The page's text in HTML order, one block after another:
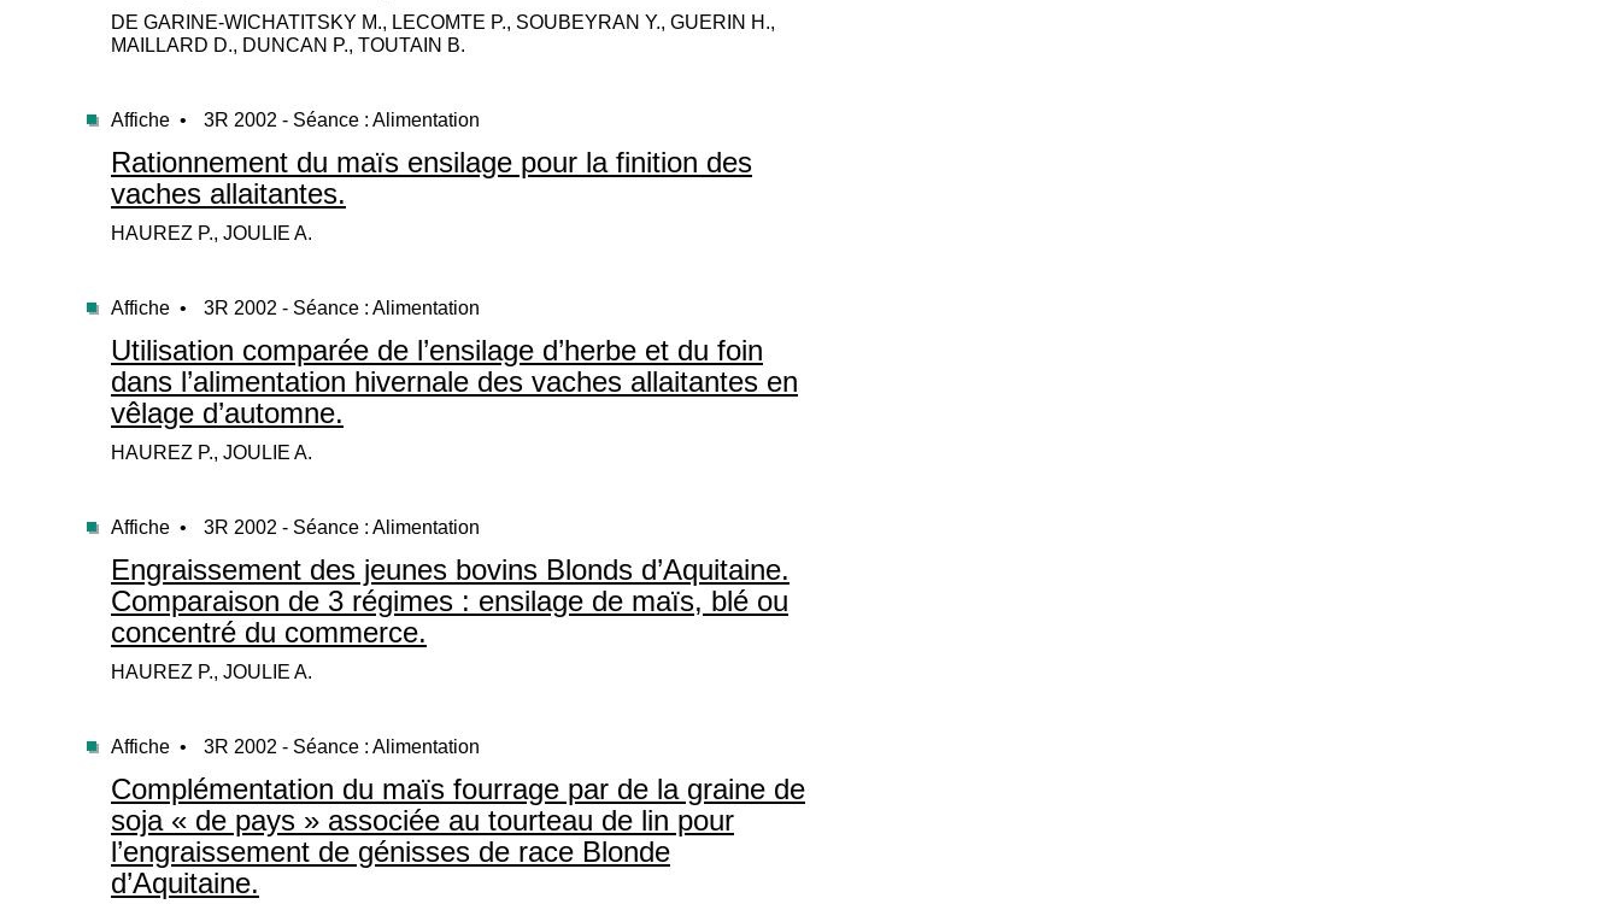
DE GARINE-WICHATITSKY M., LECOMTE P., SOUBEYRAN Y., GUERIN H.,
MAILLARD D., DUNCAN P., TOUTAIN B.
Affiche • 3R 2002 - Séance : Alimentation
Rationnement du maïs ensilage pour la finition des
vaches allaitantes.
HAUREZ P., JOULIE A.
Affiche • 3R 2002 - Séance : Alimentation
Utilisation comparée de l’ensilage d’herbe et du foin
dans l’alimentation hivernale des vaches allaitantes en
vêlage d’automne.
HAUREZ P., JOULIE A.
Affiche • 3R 2002 - Séance : Alimentation
Engraissement des jeunes bovins Blonds d’Aquitaine.
Comparaison de 3 régimes : ensilage de maïs, blé ou
concentré du commerce.
HAUREZ P., JOULIE A.
Affiche • 3R 2002 - Séance : Alimentation
Complémentation du maïs fourrage par de la graine de
soja « de pays » associée au tourteau de lin pour
l’engraissement de génisses de race Blonde
d’Aquitaine.